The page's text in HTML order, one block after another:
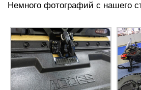
Немного фотографий с нашего